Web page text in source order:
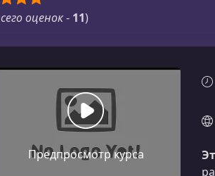
оценок- 11)
Предпросмотр курса